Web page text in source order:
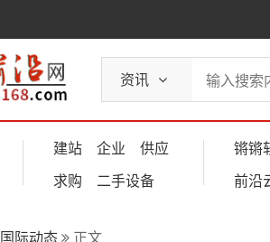
资讯
建站 企业
供应
求购
二手设备
锵锵
前沿
国际动态 正文